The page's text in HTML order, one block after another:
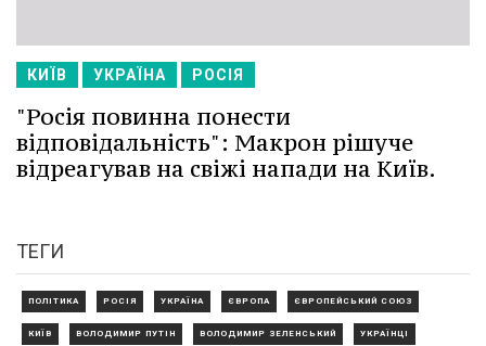
КИЇВ УКРАЇНА РОСІЯ
"Росія повинна понести
відповідальність": Макрон рішуче
відреагував на свіжі напади на Київ.
ТЕГИ
ПОЛІТИКА РОСІЯ УКРАЇНА ЄВРОПА ЄВРОПЕЙСЬКИЙ СОЮЗ
КИЇВ ВОЛОДИМИР ПУТІН ВОЛОДИМИР ЗЕЛЕНСЬКИЙ УКРАЇНЦІ